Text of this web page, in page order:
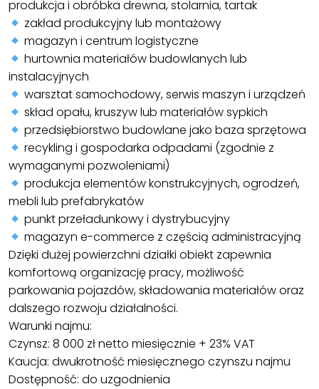
produkcja i obróbka drewna, stolarnia, tartak
zakład produkcyjny lub montażowy
magazyn i centrum logistyczne
hurtownia materiałów budowlanych lub
instalacyjnych
warsztat samochodowy, serwis maszyn i urządzeń
skład opału, kruszyw lub materiałów sypkich
przedsiębiorstwo budowlane jako baza sprzętowa
recykling i gospodarka odpadami (zgodnie z
wymaganymi pozwoleniami)
produkcja elementów konstrukcyjnych, ogrodzeń,
mebli lub prefabrykatów
punkt przeładunkowy i dystrybucyjny
magazyn e-commerce z częścią administracyjną
Dzięki dużej powierzchni działki obiekt zapewnia
komfortową organizację pracy, możliwość
parkowania pojazdów, składowania materiałów oraz
dalszego rozwoju działalności.
Warunki najmu:
Czynsz: 8 000 zł netto miesięcznie + 23% VAT
Kaucja: dwukrotność miesięcznego czynszu najmu
Dostępność: do uzgodnienia